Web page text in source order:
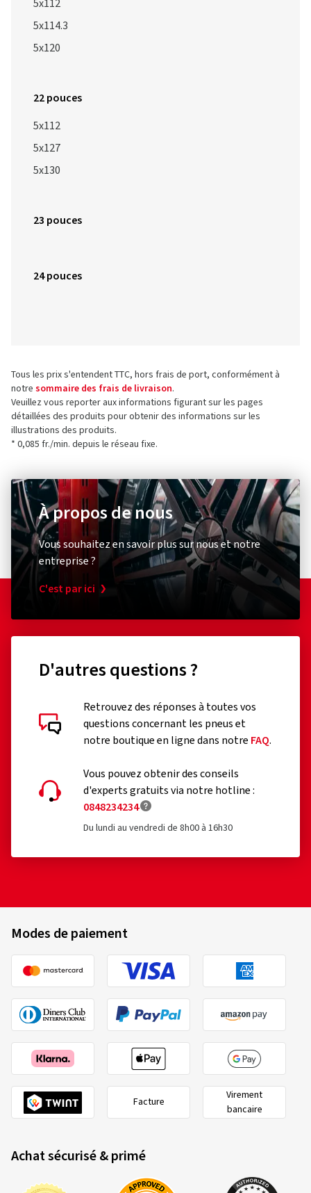
5x112
5x114.3
5x120
22 pouces
5x112
5x127
5x130
23 pouces
24 pouces
Tous les prix s'entendent TTC, hors frais de port, conformément à
notre sommaire des frais de livraison.
Veuillez vous reporter aux informations figurant sur les pages
détaillées des produits pour obtenir des informations sur les
illustrations des produits.
* 0,085 fr./min. depuis le réseau fixe.
À propos de nous
Vous souhaitez en savoir plus sur nous et notre
entreprise ?
C'est par ici
D'autres questions ?
Retrouvez des réponses à toutes vos
questions concernant les pneus et
notre boutique en ligne dans notre FAQ.
Vous pouvez obtenir des conseils
d'experts gratuits via notre hotline :
0848234234
Du lundi au vendredi de 8h00 à 16h30
Modes de paiement
Facture
Virement
bancaire
Achat sécurisé & primé